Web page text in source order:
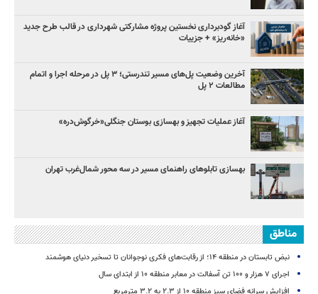
آغاز گودبرداری نخستین پروژه مشارکتی شهرداری در قالب طرح جدید
«خانه‌ریز» + جزییات
آخرین وضعیت پل‌های مسیر تندرستی؛ ۳ پل در مرحله اجرا و اتمام
مطالعات ۲ پل
آغاز عملیات تجهیز و بهسازی بوستان جنگلی«خرگوش‌دره»
بهسازی تابلوهای راهنمای مسیر در سه محور شمال‌غرب تهران
مناطق
نبض تابستان در منطقه ۱۴؛ از رقابت‌های فکری نوجوانان تا تسخیر دنیای هوشمند
اجرای ۷ هزار و ۱۰۰ تن آسفالت در معابر منطقه ۱۰ از ابتدای سال